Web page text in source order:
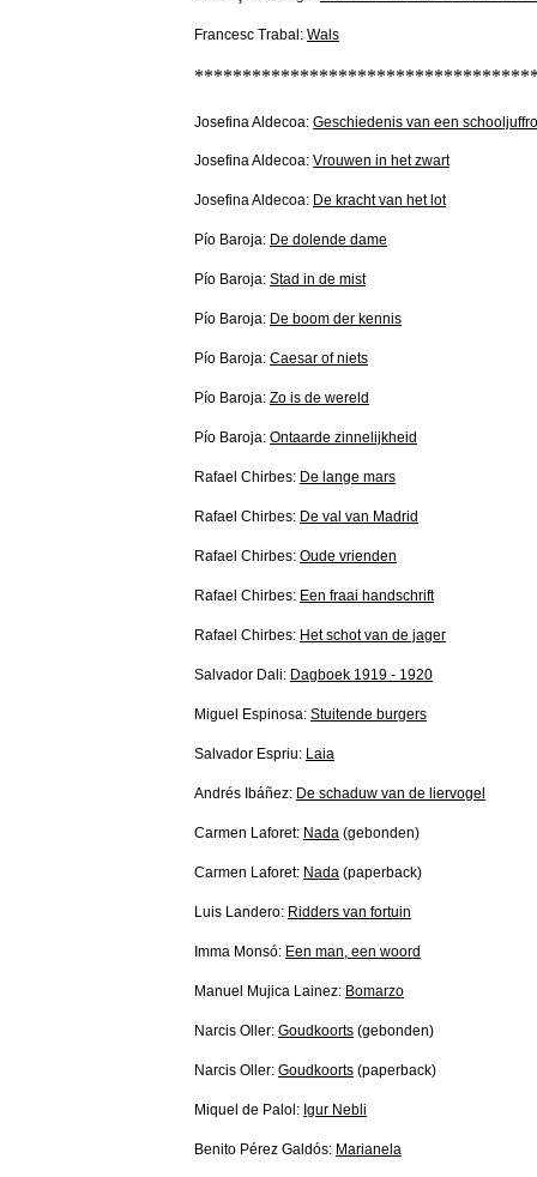
Francesc Trabal: Wals
Josefina Aldecoa: Geschiedenis van een
Josefina Aldecoa: Vrouwen in het zwart
Josefina Aldecoa: De kracht van het lot
Pío Baroja: De dolende dame
Pío Baroja: Stad in de mist
Pío Baroja: De boom der kennis
Pío Baroja: Caesar of niets
Pío Baroja: Zo is de wereld
Pío Baroja: Ontaarde zinnelijkheid
Rafael Chirbes: De lange mars
Rafael Chirbes: De val van Madrid
Rafael Chirbes: Oude vrienden
Rafael Chirbes: Een fraai handschrift
Rafael Chirbes: Het schot van de jager
Salvador Dali: Dagboek 1919 - 1920
Miguel Espinosa: Stuitende burgers
Salvador Espriu: Laia
Andrés Ibáñez: De schaduw van de liervogel
Carmen Laforet: Nada (gebonden)
Carmen Laforet: Nada (paperback)
Luis Landero: Ridders van fortuin
Imma Monsó: Een man, een woord
Manuel Mujica Lainez: Bomarzo
Narcis Oller: Goudkoorts (gebonden)
Narcis Oller: Goudkoorts (paperback)
Miquel de Palol: Igur Nebli
Benito Pérez Galdós: Marianela